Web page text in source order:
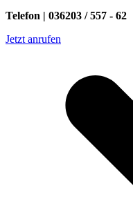
Telefon | 036203 / 557 - 62
Jetzt anrufen